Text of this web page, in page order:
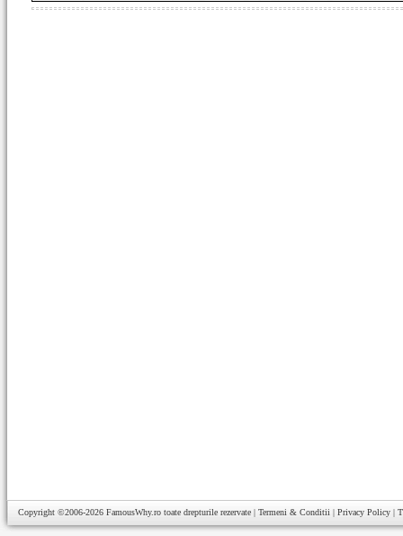
Copyright ©2006-2026 FamousWhy.ro toate drepturile rezervate | Termeni & Conditii | Privacy Policy |